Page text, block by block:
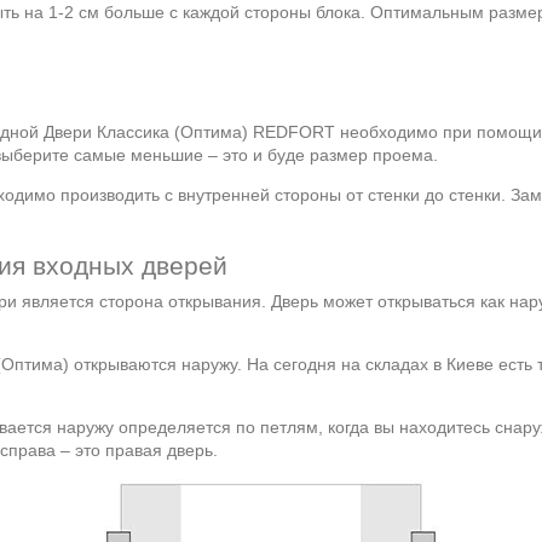
на 1-2 см больше с каждой стороны блока. Оптимальным
Двери Классика (Оптима) REDFORT необходимо при
самые меньшие – это и буде размер проема.
производить с внутренней стороны от стенки до стенки.
входных дверей
является сторона открывания. Дверь может открываться как
открываются наружу. На сегодня на складах в Киеве есть
наружу определяется по петлям, когда вы находитесь
– это правая дверь.